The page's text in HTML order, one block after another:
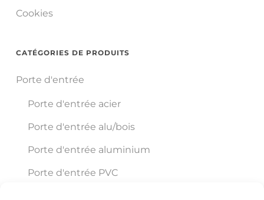
Cookies
CATÉGORIES DE PRODUITS
Porte d'entrée
Porte d'entrée acier
Porte d'entrée alu/bois
Porte d'entrée aluminium
Porte d'entrée PVC